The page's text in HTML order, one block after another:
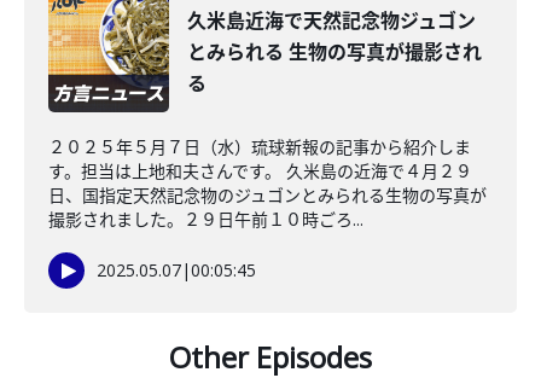
久米島近海で天然記念物ジュゴン
とみられる 生物の写真が撮影され
る
２０２５年５月７日（水）琉球新報の記事から紹介しま
す。担当は上地和夫さんです。 久米島の近海で４月２９
日、国指定天然記念物のジュゴンとみられる生物の写真が
撮影されました。２９日午前１０時ごろ...
2025.05.07|00:05:45
Other Episodes